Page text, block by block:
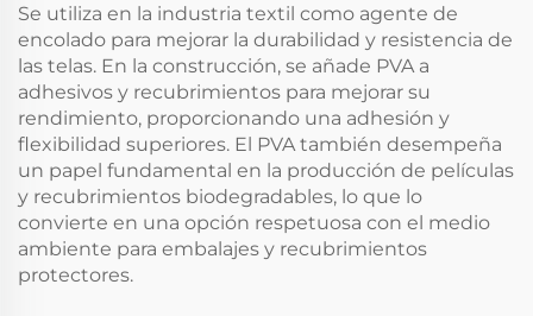
Se utiliza en la industria textil como agente de
encolado para mejorar la durabilidad y resistencia de
las telas. En la construcción, se añade PVA a
adhesivos y recubrimientos para mejorar su
rendimiento, proporcionando una adhesión y
flexibilidad superiores. El PVA también desempeña
un papel fundamental en la producción de películas
y recubrimientos biodegradables, lo que lo
convierte en una opción respetuosa con el medio
ambiente para embalajes y recubrimientos
protectores.